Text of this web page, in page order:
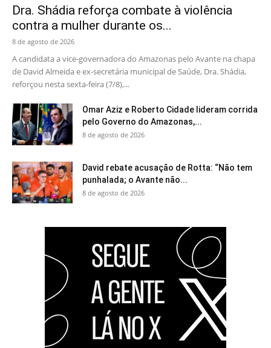
Dra. Shádia reforça combate à violência
contra a mulher durante os...
8 de agosto de 2026
A candidata a vice-governadora do Amazonas pelo Avante na chapa
de David Almeida e ex-secretária municipal de Saúde, Dra. Shádia,
reforçou nesta sexta-feira (7/8),...
Omar Aziz e Roberto Cidade lideram corrida
pelo Governo do Amazonas,...
8 de agosto de 2026
David rebate acusação de Rotta: “Não tem
punhalada; o Avante não...
8 de agosto de 2026